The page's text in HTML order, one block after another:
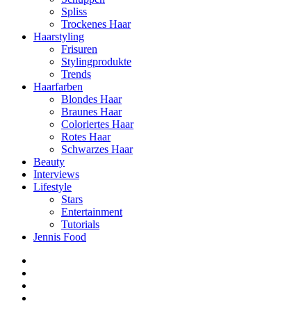
Spliss
Trockenes Haar
Haarstyling
Frisuren
Stylingprodukte
Trends
Haarfarben
Blondes Haar
Braunes Haar
Coloriertes Haar
Rotes Haar
Schwarzes Haar
Beauty
Interviews
Lifestyle
Stars
Entertainment
Tutorials
Jennis Food